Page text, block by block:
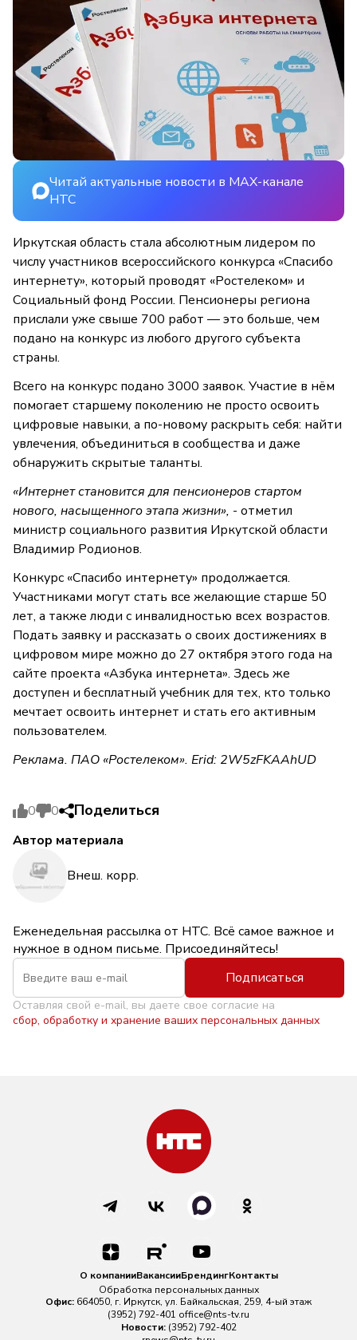
Читай актуальные новости в MAX-канале
НТС
Иркутская область стала абсолютным лидером по
числу участников всероссийского конкурса «Спасибо
интернету», который проводят «Ростелеком» и
Социальный фонд России. Пенсионеры региона
прислали уже свыше 700 работ — это больше, чем
подано на конкурс из любого другого субъекта
страны.
Всего на конкурс подано 3000 заявок. Участие в нём
помогает старшему поколению не просто освоить
цифровые навыки, а по-новому раскрыть себя: найти
увлечения, объединиться в сообщества и даже
обнаружить скрытые таланты.
«Интернет становится для пенсионеров стартом
нового, насыщенного этапа жизни», - отметил
министр социального развития Иркутской области
Владимир Родионов.
Конкурс «Спасибо интернету» продолжается.
Участниками могут стать все желающие старше 50
лет, а также люди с инвалидностью всех возрастов.
Подать заявку и рассказать о своих достижениях в
цифровом мире можно до 27 октября этого года на
сайте проекта «Азбука интернета». Здесь же
доступен и бесплатный учебник для тех, кто только
мечтает освоить интернет и стать его активным
пользователем.
Реклама. ПАО «Ростелеком». Erid: 2W5zFKAAhUD
0 0 Поделиться
Автор материала
Внеш. корр.
Еженедельная рассылка от НТС. Всё самое важное и
нужное в одном письме. Присоединяйтесь!
Подписаться
Оставляя свой e-mail, вы даете свое согласие на
сбор, обработку и хранение ваших персональных данных
О компанииВакансииБрендингКонтакты
Обработка персональных данных
Офис: 664050, г. Иркутск, ул. Байкальская, 259, 4-ый этаж
(3952) 792-401 office@nts-tv.ru
Новости: (3952) 792-402